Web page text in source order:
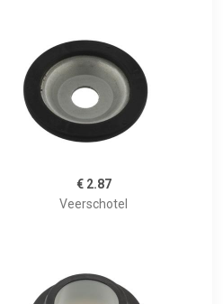
€ 2.87
Veerschotel